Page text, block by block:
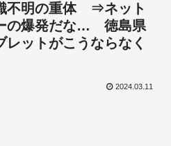
不明の重体 ⇒ネット
の爆発だな… 徳島県
ットがこうならなく
2024.03.11